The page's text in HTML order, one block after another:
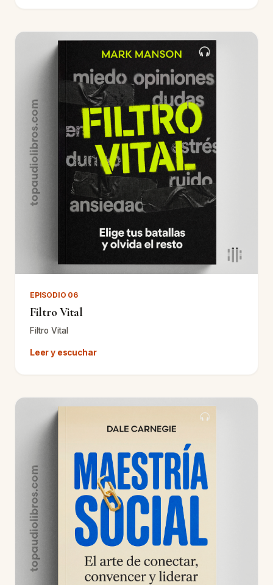
EPISODIO 06
Filtro Vital
Filtro Vital
Leer y escuchar